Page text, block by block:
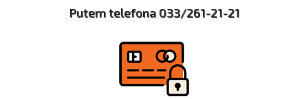
Putem telefona 033/261-21-21